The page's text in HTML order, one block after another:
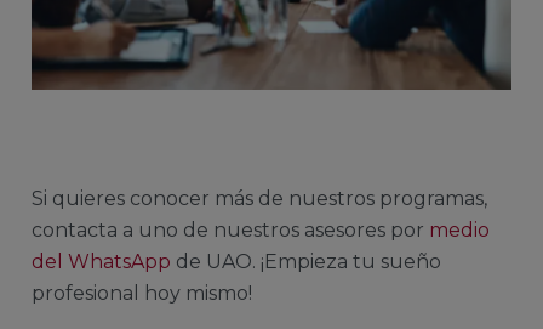
Si quieres conocer más de nuestros programas,
contacta a uno de nuestros asesores por medio
del WhatsApp de UAO. ¡Empieza tu sueño
profesional hoy mismo!